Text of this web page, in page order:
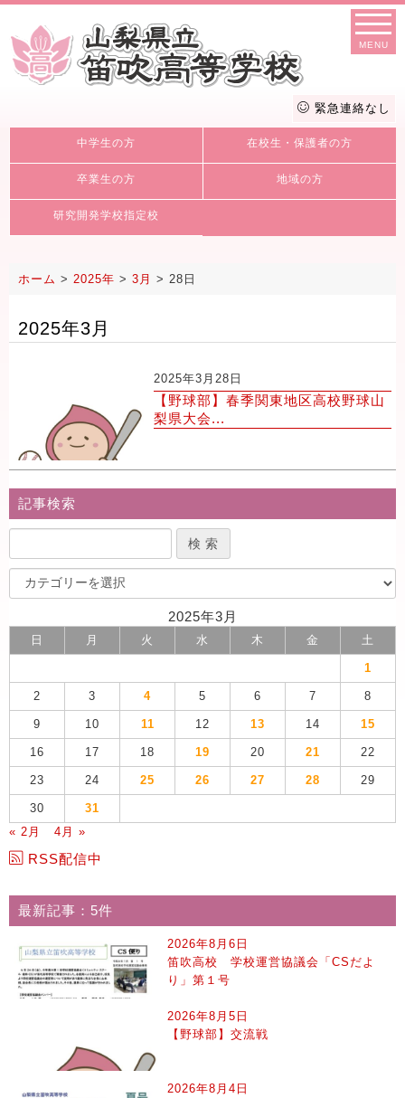
MENU
緊急連絡なし
中学生の方 在校生・保護者の方
卒業生の方 地域の方
研究開発学校指定校
ホーム > 2025年 > 3月 > 28日
2025年3月
2025年3月28日
【野球部】春季関東地区高校野球山
梨県大会...
記事検索
2025年3月
日 月 火 水 木 金 土
1
2 3 4 5 6 7 8
9 10 11 12 13 14 15
16 17 18 19 20 21 22
23 24 25 26 27 28 29
30
31
« 2月
4月 »
RSS配信中
最新記事：5件
2026年8月6日
笛吹高校 学校運営協議会「CSだよ
り」第１号
2026年8月5日
【野球部】交流戦
2026年8月4日